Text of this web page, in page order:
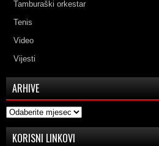
Tamburaški orkestar
Tenis
Video
Vijesti
ARHIVE
Arhive
KORISNI LINKOVI